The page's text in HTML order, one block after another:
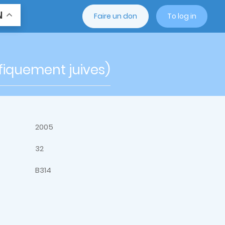
Faire un don To log in
juives)
2005
32
B314